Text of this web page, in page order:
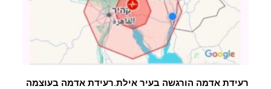
רעידת אדמה הורגשה בעיר אילת.רעידת אדמה בעוצמה